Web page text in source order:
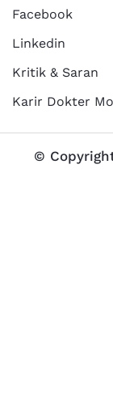
Facebook
Linkedin
Kritik & Saran
Karir Dokter
©